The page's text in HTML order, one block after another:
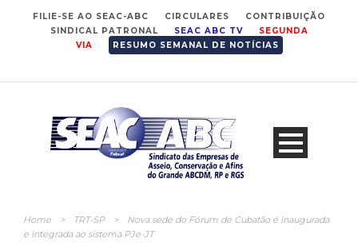
FILIE-SE AO SEAC-ABC CIRCULARES
CONTRIBUIÇÃO
SINDICAL PATRONAL
SEAC ABC TV
SEGUNDA
VIA
RESUMO SEMANAL DE NOTÍCIAS
Home > TRT-SP >
Nova sede do Fórum de Cubatão é inaugurada
e integrada ao sistema PJe-JT